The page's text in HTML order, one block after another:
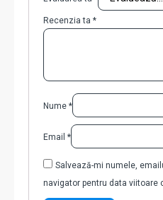
Recenzia ta *
Nume *
Email *
Salvează-mi numele,
navigator pentru data viitoare